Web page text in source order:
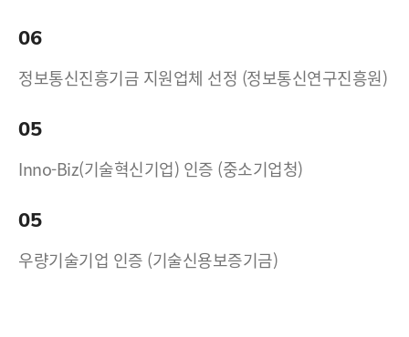
06
정보통신진흥기금 지원업체 선정 (정보통신연구진흥원)
05
Inno-Biz(기술혁신기업) 인증 (중소기업청)
05
우량기술기업 인증 (기술신용보증기금)